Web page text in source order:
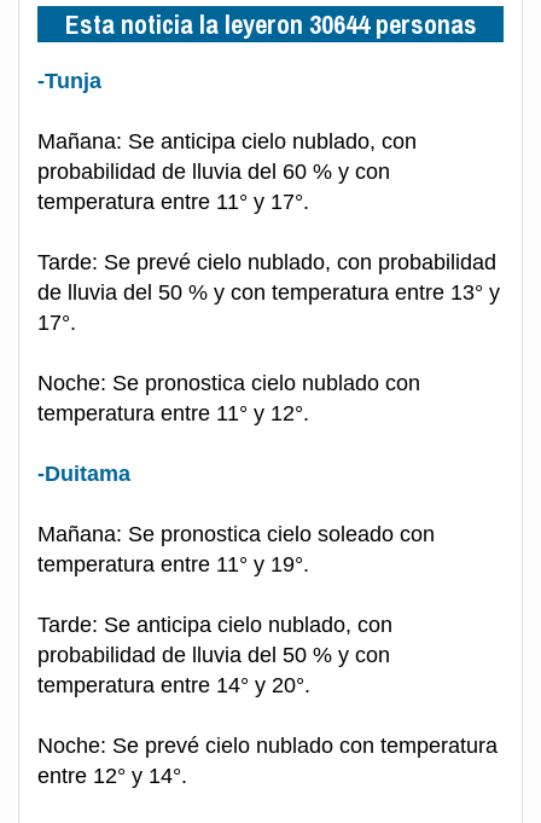
Esta noticia la leyeron 30644 personas
-Tunja
Mañana: Se anticipa cielo nublado, con
probabilidad de lluvia del 60 % y con
temperatura entre 11° y 17°.
Tarde: Se prevé cielo nublado, con probabilidad
de lluvia del 50 % y con temperatura entre 13° y
17°.
Noche: Se pronostica cielo nublado con
temperatura entre 11° y 12°.
-Duitama
Mañana: Se pronostica cielo soleado con
temperatura entre 11° y 19°.
Tarde: Se anticipa cielo nublado, con
probabilidad de lluvia del 50 % y con
temperatura entre 14° y 20°.
Noche: Se prevé cielo nublado con temperatura
entre 12° y 14°.